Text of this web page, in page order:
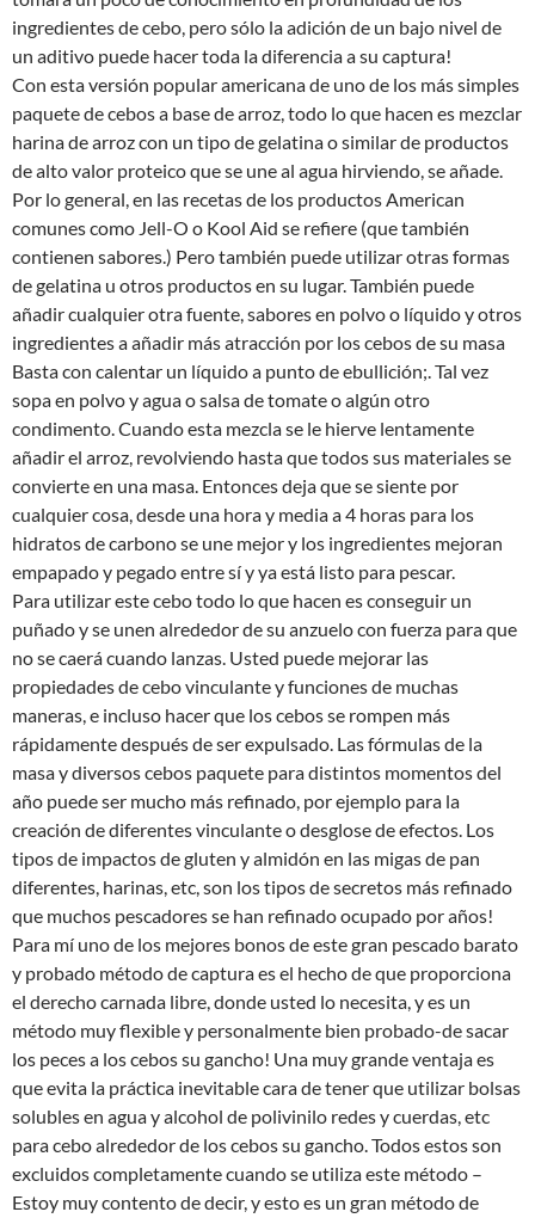
ingredientes de cebo, pero sólo la adición de un bajo nivel de
un aditivo puede hacer toda la diferencia a su captura!
Con esta versión popular americana de uno de los más simples
paquete de cebos a base de arroz, todo lo que hacen es mezclar
harina de arroz con un tipo de gelatina o similar de productos
de alto valor proteico que se une al agua hirviendo, se añade.
Por lo general, en las recetas de los productos American
comunes como Jell-O o Kool Aid se refiere (que también
contienen sabores.) Pero también puede utilizar otras formas
de gelatina u otros productos en su lugar. También puede
añadir cualquier otra fuente, sabores en polvo o líquido y otros
ingredientes a añadir más atracción por los cebos de su masa
Basta con calentar un líquido a punto de ebullición;. Tal vez
sopa en polvo y agua o salsa de tomate o algún otro
condimento. Cuando esta mezcla se le hierve lentamente
añadir el arroz, revolviendo hasta que todos sus materiales se
convierte en una masa. Entonces deja que se siente por
cualquier cosa, desde una hora y media a 4 horas para los
hidratos de carbono se une mejor y los ingredientes mejoran
empapado y pegado entre sí y ya está listo para pescar.
Para utilizar este cebo todo lo que hacen es conseguir un
puñado y se unen alrededor de su anzuelo con fuerza para que
no se caerá cuando lanzas. Usted puede mejorar las
propiedades de cebo vinculante y funciones de muchas
maneras, e incluso hacer que los cebos se rompen más
rápidamente después de ser expulsado. Las fórmulas de la
masa y diversos cebos paquete para distintos momentos del
año puede ser mucho más refinado, por ejemplo para la
creación de diferentes vinculante o desglose de efectos. Los
tipos de impactos de gluten y almidón en las migas de pan
diferentes, harinas, etc, son los tipos de secretos más refinado
que muchos pescadores se han refinado ocupado por años!
Para mí uno de los mejores bonos de este gran pescado barato
y probado método de captura es el hecho de que proporciona
el derecho carnada libre, donde usted lo necesita, y es un
método muy flexible y personalmente bien probado-de sacar
los peces a los cebos su gancho! Una muy grande ventaja es
que evita la práctica inevitable cara de tener que utilizar bolsas
solubles en agua y alcohol de polivinilo redes y cuerdas, etc
para cebo alrededor de los cebos su gancho. Todos estos son
excluidos completamente cuando se utiliza este método –
Estoy muy contento de decir, y esto es un gran método de